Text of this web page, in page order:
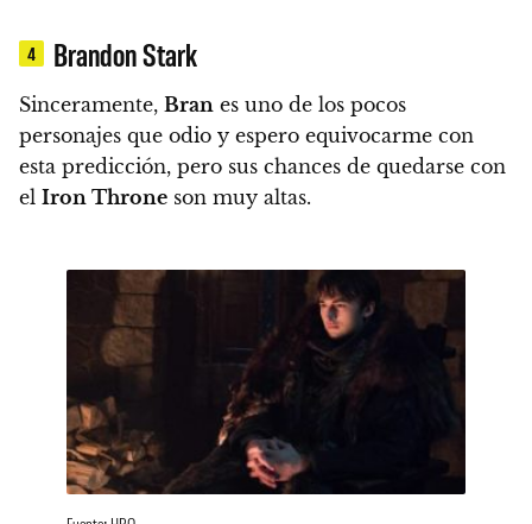
4 Brandon Stark
Sinceramente, Bran es uno de los pocos
personajes que odio y espero equivocarme con
esta predicción, pero sus chances de quedarse con
el Iron Throne son muy altas.